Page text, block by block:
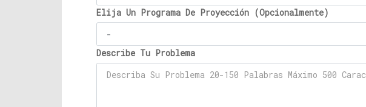
Elija Un Programa De Proyección (Opcionalmente)
Describe Tu Problema